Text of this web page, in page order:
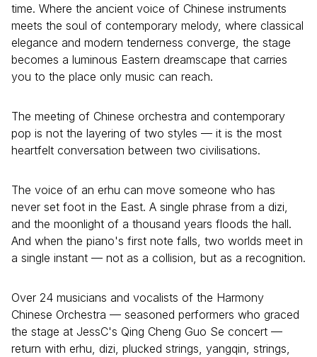
time. Where the ancient voice of Chinese instruments
meets the soul of contemporary melody, where classical
elegance and modern tenderness converge, the stage
becomes a luminous Eastern dreamscape that carries
you to the place only music can reach.
The meeting of Chinese orchestra and contemporary
pop is not the layering of two styles — it is the most
heartfelt conversation between two civilisations.
The voice of an erhu can move someone who has
never set foot in the East. A single phrase from a dizi,
and the moonlight of a thousand years floods the hall.
And when the piano's first note falls, two worlds meet in
a single instant — not as a collision, but as a recognition.
Over 24 musicians and vocalists of the Harmony
Chinese Orchestra — seasoned performers who graced
the stage at JessC's Qing Cheng Guo Se concert —
return with erhu, dizi, plucked strings, yangqin, strings,